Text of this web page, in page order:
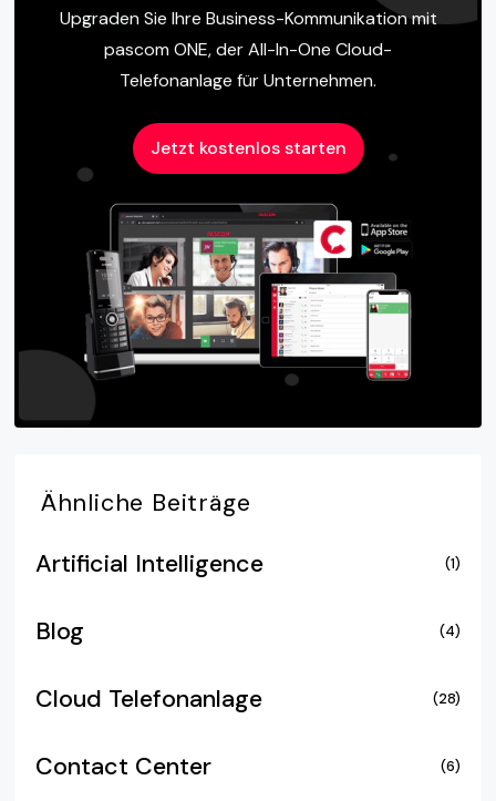
Upgraden Sie Ihre Business-Kommunikation mit
pascom ONE, der All-In-One Cloud-
Telefonanlage für Unternehmen.
Jetzt kostenlos starten
Ähnliche Beiträge
Artificial Intelligence
(1)
Blog (4)
Cloud Telefonanlage (28)
Contact Center (6)